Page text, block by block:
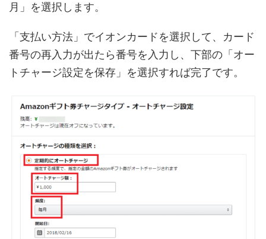
月」を選択します。
「支払い方法」でイオンカードを選択して、カード
番号の再入力が出たら番号を入力し、下部の「オー
トチャージ設定を保存」を選択すれば完了です。